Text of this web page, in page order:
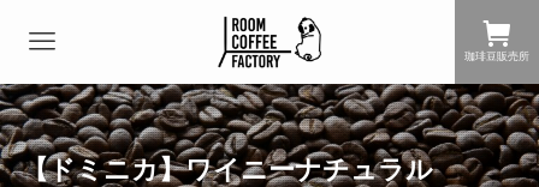
珈琲豆販売所
【ドミニカ】ワイニーナチュラル